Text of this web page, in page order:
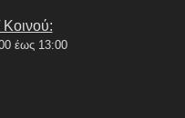
έως 13:00